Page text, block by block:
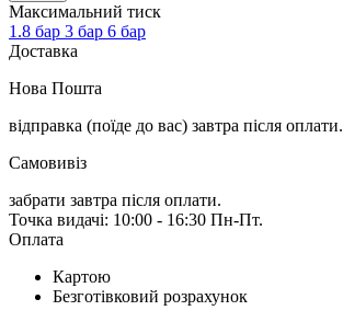
Максимальний тиск
1.8 бар 3 бар 6 бар
Доставка
Нова Пошта
відправка (поїде до вас) завтра після оплати.
Самовивіз
забрати завтра після оплати.
Точка видачі: 10:00 - 16:30 Пн-Пт.
Оплата
Картою
Безготівковий розрахунок